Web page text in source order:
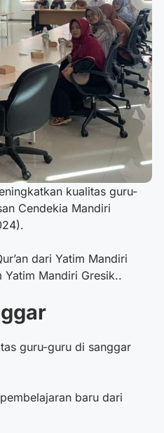
kualitas guru-
Cendekia Mandiri
dari Yatim Mandiri
Mandiri Gresik..
guru-guru di sanggar
baru dari